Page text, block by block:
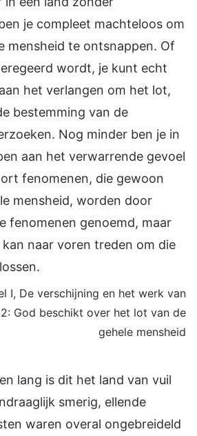
je compleet machteloos om
mensheid te ontsnappen. Of
wordt, je kunt echt
het verlangen om het lot,
bestemming van de
Nog minder ben je in
aan het verwarrende gevoel
fenomenen, die gewoon
mensheid, worden door
fenomenen genoemd, maar
naar voren treden om die
I, De verschijning en het werk van
God beschikt over het lot van de
gehele mensheid
lang is dit het land van vuil
smerig, ellende
waren overal ongebreideld